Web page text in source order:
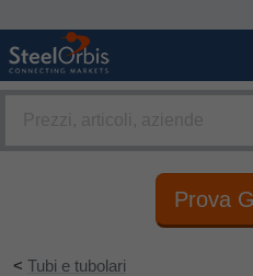
Prova
< Tubi e tubolari